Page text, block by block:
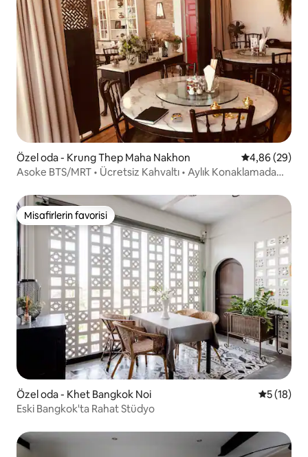
Özel oda - Krung Thep Maha Nakhon 5 üzerinden
4,86 (29)
Asoke BTS/MRT • Ücretsiz Kahvaltı • Aylık Konaklamada
Misafirlerin favorisi
Misafirlerin favorisi
Özel oda - Khet Bangkok Noi 55 (18)
Eski Bangkok'ta Rahat Stüdyo